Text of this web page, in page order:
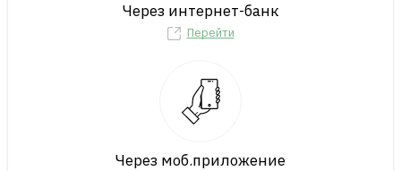
Через интернет-банк
Перейти
Через моб.приложение